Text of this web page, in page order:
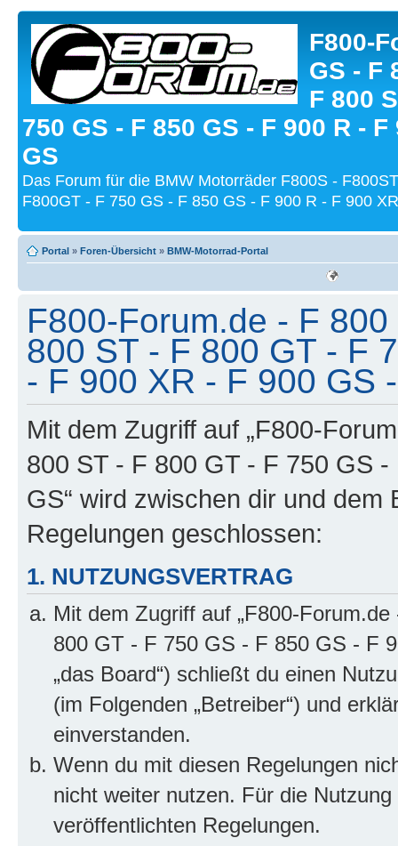
F800-
GS - F
F 800
750 GS - F 850 GS - F 900 R - F
GS
Das Forum für die BMW Motorräder F800S -
F800GT - F 750 GS - F 850 GS - F 900 R - F 900
Portal » Foren-Übersicht » BMW-Motorrad-Portal
F800-Forum.de - F
800 ST - F 800 GT - F
- F 900 XR - F 900 GS
Mit dem Zugriff auf „F800-
800 ST - F 800 GT - F 750 GS
GS“ wird zwischen dir und
Regelungen geschlossen:
1. NUTZUNGSVERTRAG
Mit dem Zugriff auf „F800-
800 GT - F 750 GS - F 850 GS - F
„das Board“) schließt du einen
(im Folgenden „Betreiber“) und
einverstanden.
Wenn du mit diesen Regelungen
nicht weiter nutzen. Für die
veröffentlichten Regelungen.